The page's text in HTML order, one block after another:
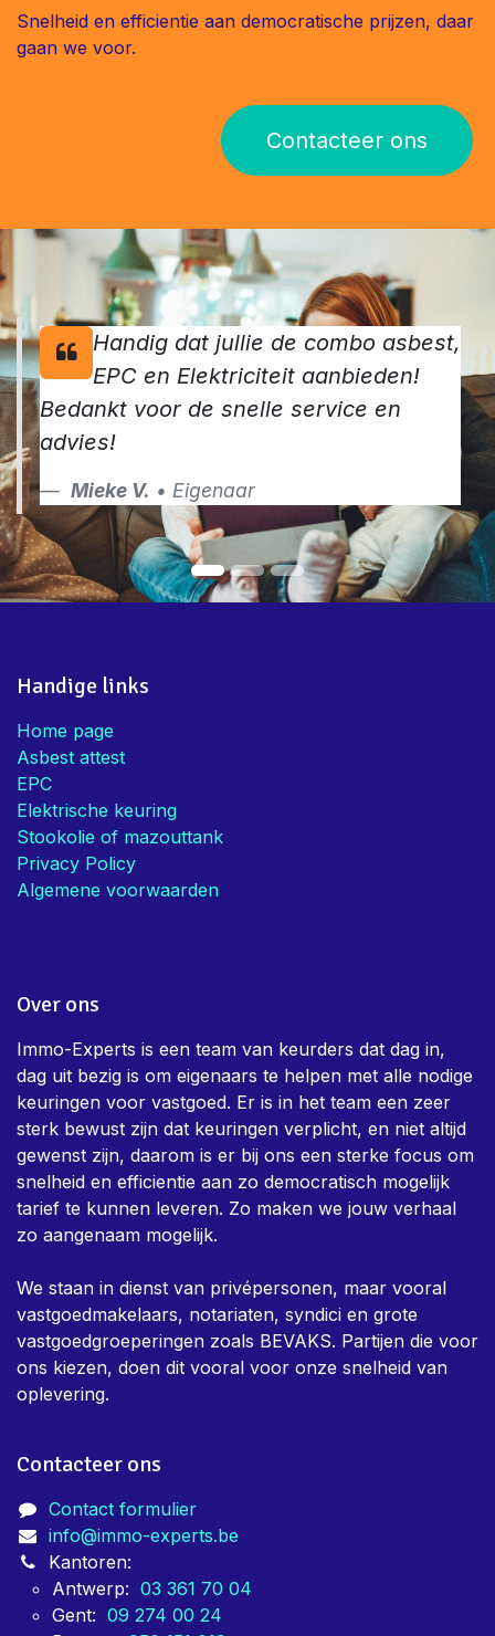
Snelheid en efficientie aan democratische prijzen, daar
gaan we voor.
Contacteer ons
Handig dat jullie de combo asbest,
EPC en Elektriciteit aanbieden!
Bedankt voor de snelle service en
advies!
Mieke V. • Eigenaar
Handige links
Home page
Asbest attest
EPC
Elektrische keuring
Stookolie of mazouttank
Privacy Policy
Algemene voorwaarden
Over ons
Immo-Experts is een team van keurders dat dag in,
dag uit bezig is om eigenaars te helpen met alle nodige
keuringen voor vastgoed. Er is in het team een zeer
sterk bewust zijn dat keuringen verplicht, en niet altijd
gewenst zijn, daarom is er bij ons een sterke focus om
snelheid en efficientie aan zo democratisch mogelijk
tarief te kunnen leveren. Zo maken we jouw verhaal
zo aangenaam mogelijk.
We staan in dienst van privépersonen, maar vooral
vastgoedmakelaars, notariaten, syndici en grote
vastgoedgroeperingen zoals BEVAKS. Partijen die voor
ons kiezen, doen dit vooral voor onze snelheid van
oplevering.
Contacteer ons
Contact formulier
info@immo-experts.be
Kantoren:
Antwerp: 03 361 70 04
Gent: 09 274 00 24